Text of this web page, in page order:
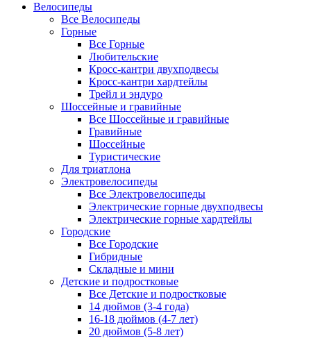
Велосипеды
Все Велосипеды
Горные
Все Горные
Любительские
Кросс-кантри двухподвесы
Кросс-кантри хардтейлы
Трейл и эндуро
Шоссейные и гравийные
Все Шоссейные и гравийные
Гравийные
Шоссейные
Туристические
Для триатлона
Электровелосипеды
Все Электровелосипеды
Электрические горные двухподвесы
Электрические горные хардтейлы
Городские
Все Городские
Гибридные
Складные и мини
Детские и подростковые
Все Детские и подростковые
14 дюймов (3-4 года)
16-18 дюймов (4-7 лет)
20 дюймов (5-8 лет)